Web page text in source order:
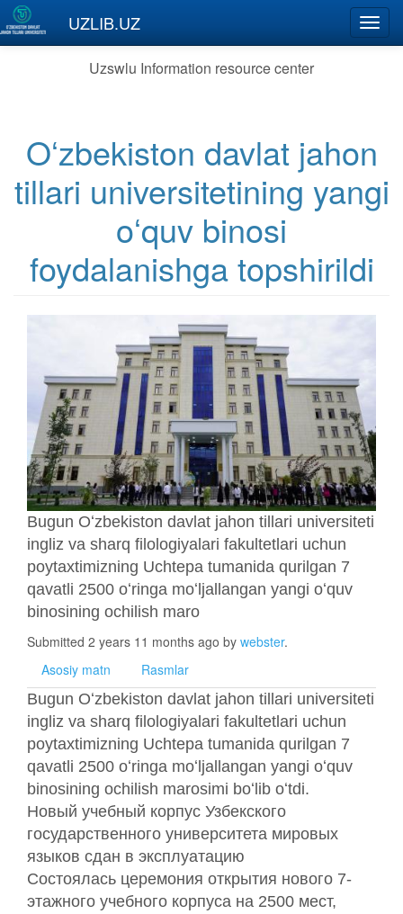
Skip to main content
UZLIB.UZ
Uzswlu Information resource center
Oʻzbekiston davlat jahon
tillari universitetining yangi
oʻquv binosi
foydalanishga topshirildi
Bugun Oʻzbekiston davlat jahon tillari universiteti
ingliz va sharq filologiyalari fakultetlari uchun
poytaxtimizning Uchtepa tumanida qurilgan 7
qavatli 2500 oʻringa moʻljallangan yangi oʻquv
binosining ochilish maro
Submitted 2 years 11 months ago by webster.
Asosiy matn
Rasmlar
Bugun Oʻzbekiston davlat jahon tillari universiteti
ingliz va sharq filologiyalari fakultetlari uchun
poytaxtimizning Uchtepa tumanida qurilgan 7
qavatli 2500 oʻringa moʻljallangan yangi oʻquv
binosining ochilish marosimi boʻlib oʻtdi.
Новый учебный корпус Узбекского
государственного университета мировых
языков сдан в эксплуатацию
Состоялась церемония открытия нового 7-
этажного учебного корпуса на 2500 мест,